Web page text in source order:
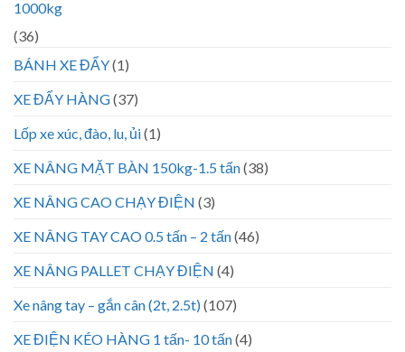
1000kg
(36)
BÁNH XE ĐẨY(1)
XE ĐẨY HÀNG(37)
Lốp xe xúc, đào, lu, ủi(1)
XE NÂNG MẶT BÀN 150kg-1.5 tấn(38)
XE NÂNG CAO CHẠY ĐIỆN (3)
XE NÂNG TAY CAO 0.5 tấn – 2 tấn(46)
XE NÂNG PALLET CHẠY ĐIỆN (4)
Xe nâng tay – gắn cân (2t, 2.5t)(107)
XE ĐIỆN KÉO HÀNG 1 tấn- 10 tấn(4)